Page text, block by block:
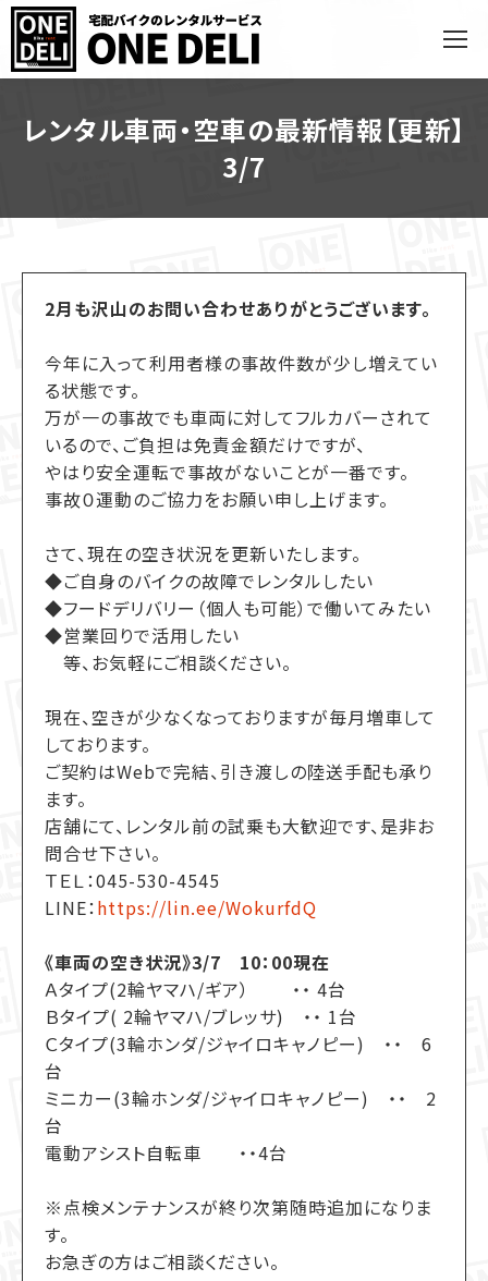
レンタル車両・空車の最新情報【更新】
3/7
2月も沢山のお問い合わせありがとうございます。
今年に入って利用者様の事故件数が少し増えてい
る状態です。
万が一の事故でも車両に対してフルカバーされて
いるので、ご負担は免責金額だけですが、
やはり安全運転で事故がないことが一番です。
事故０運動のご協力をお願い申し上げます。
さて、現在の空き状況を更新いたします。
◆ご自身のバイクの故障でレンタルしたい
◆フードデリバリー（個人も可能）で働いてみたい
◆営業回りで活用したい
等、お気軽にご相談ください。
現在、空きが少なくなっておりますが毎月増車して
しております。
ご契約はWebで完結、引き渡しの陸送手配も承り
ます。
店舗にて、レンタル前の試乗も大歓迎です、是非お
問合せ下さい。
ＴＥＬ：045-530-4545
LINE：https://lin.ee/WokurfdQ
《車両の空き状況》3/7 10：00現在
Ａタイプ(2輪ヤマハ/ギア） ・・ 4台
Ｂタイプ( 2輪ヤマハ/ブレッサ) ・・ 1台
Ｃタイプ(3輪ホンダ/ジャイロキャノピー) ・・ 6
台
ミニカー(3輪ホンダ/ジャイロキャノピー) ・・ 2
台
電動アシスト自転車 ・・4台
※点検メンテナンスが終り次第随時追加になりま
す。
お急ぎの方はご相談ください。